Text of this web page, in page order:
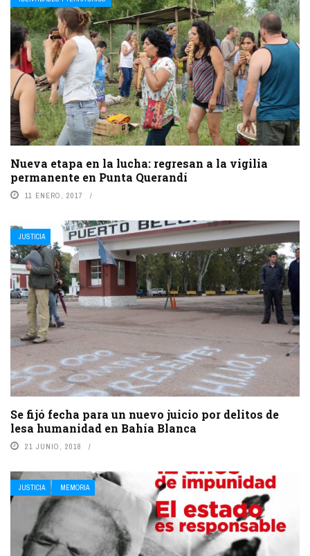
Nueva etapa en la lucha: regresan a la vigilia
permanente en Punta Querandí
11 ENERO, 2017
JUSTICIA
Se fijó fecha para un nuevo juicio por delitos de
lesa humanidad en Bahía Blanca
21 JUNIO, 2018
JUSTICIA MEMORIA